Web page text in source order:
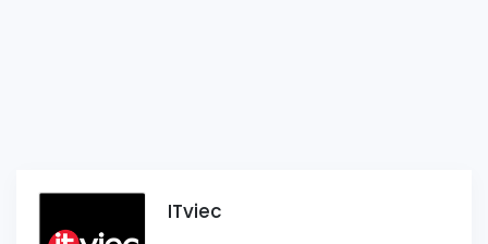
ITviec